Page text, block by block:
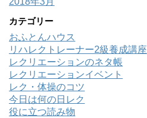
カテゴリー
おふとんハウス
リハレクトレーナー2級養成講座
レクリエーションのネタ帳
レクリエーションイベント
レク・体操のコツ
今日は何の日レク
役に立つ読み物